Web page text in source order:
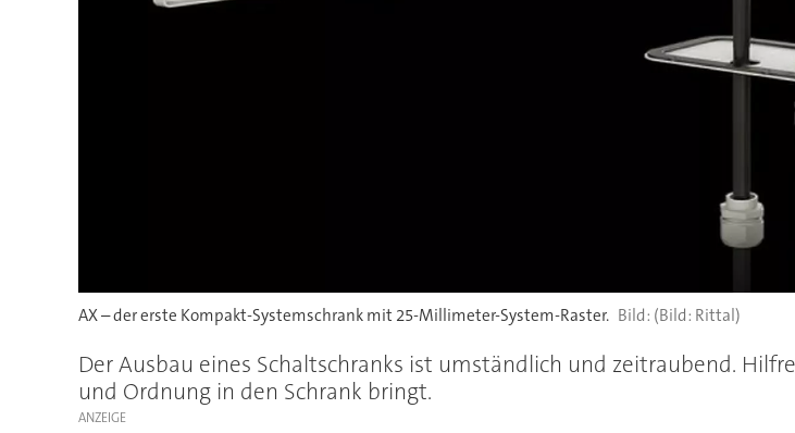
AX – der erste Kompakt-Systemschrank mit 25-Millimeter-System-Raster. (Bild: Rittal)
Der Ausbau eines Schaltschranks ist umständlich und zeitraubend.
und Ordnung in den Schrank bringt.
ANZEIGE